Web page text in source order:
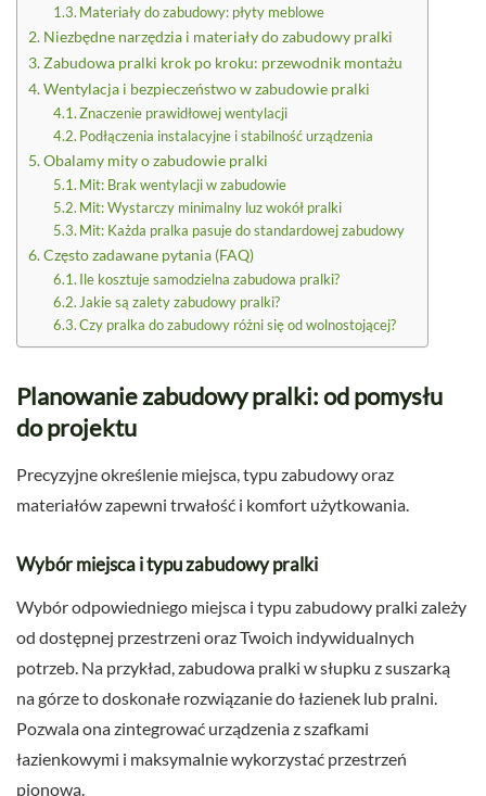
Materiały do zabudowy: płyty meblowe
Niezbędne narzędzia i materiały do zabudowy pralki
Zabudowa pralki krok po kroku: przewodnik montażu
Wentylacja i bezpieczeństwo w zabudowie pralki
Znaczenie prawidłowej wentylacji
Podłączenia instalacyjne i stabilność urządzenia
Obalamy mity o zabudowie pralki
Mit: Brak wentylacji w zabudowie
Mit: Wystarczy minimalny luz wokół pralki
Mit: Każda pralka pasuje do standardowej zabudowy
Często zadawane pytania (FAQ)
Ile kosztuje samodzielna zabudowa pralki?
Jakie są zalety zabudowy pralki?
Czy pralka do zabudowy różni się od wolnostojącej?
Planowanie zabudowy pralki: od pomysłu
do projektu
Precyzyjne określenie miejsca, typu zabudowy oraz
materiałów zapewni trwałość i komfort użytkowania.
Wybór miejsca i typu zabudowy pralki
Wybór odpowiedniego miejsca i typu zabudowy pralki zależy
od dostępnej przestrzeni oraz Twoich indywidualnych
potrzeb. Na przykład, zabudowa pralki w słupku z suszarką
na górze to doskonałe rozwiązanie do łazienek lub pralni.
Pozwala ona zintegrować urządzenia z szafkami
łazienkowymi i maksymalnie wykorzystać przestrzeń
pionową.